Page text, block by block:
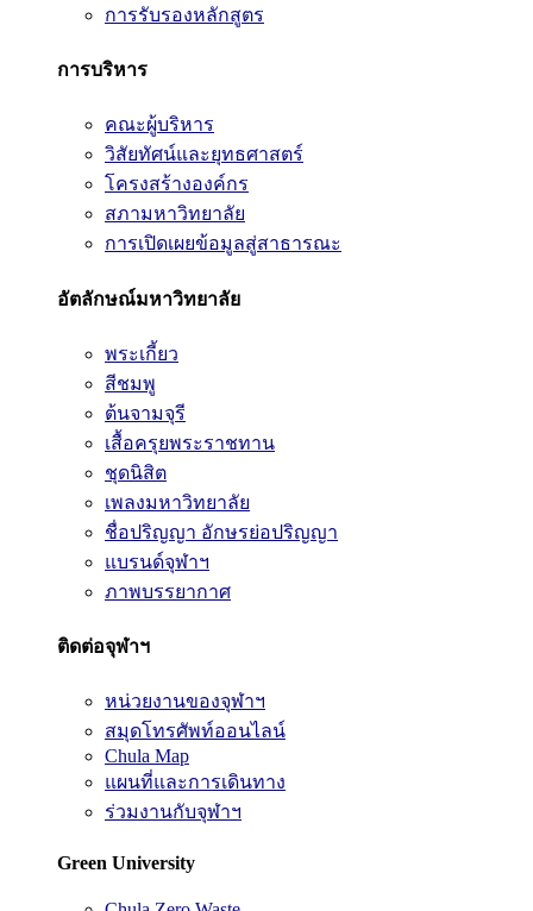
การรับรองหลักสูตร
การบริหาร
คณะผู้บริหาร
วิสัยทัศน์และยุทธศาสตร์
โครงสร้างองค์กร
สภามหาวิทยาลัย
การเปิดเผยข้อมูลสู่สาธารณะ
อัตลักษณ์มหาวิทยาลัย
พระเกี้ยว
สีชมพู
ต้นจามจุรี
เสื้อครุยพระราชทาน
ชุดนิสิต
เพลงมหาวิทยาลัย
ชื่อปริญญา อักษรย่อปริญญา
แบรนด์จุฬาฯ
ภาพบรรยากาศ
ติดต่อจุฬาฯ
หน่วยงานของจุฬาฯ
สมุดโทรศัพท์ออนไลน์
Chula Map
แผนที่และการเดินทาง
ร่วมงานกับจุฬาฯ
Green University